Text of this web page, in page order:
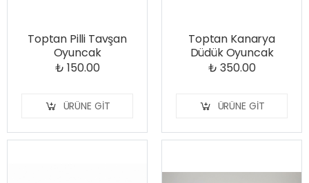
Toptan Pilli Tavşan
Oyuncak
₺ 150.00
ÜRÜNE GIT
Toptan Kanarya
Düdük Oyuncak
₺ 350.00
ÜRÜNE GIT